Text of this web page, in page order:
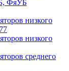
ФяУБ
низкого
низкого
среднего